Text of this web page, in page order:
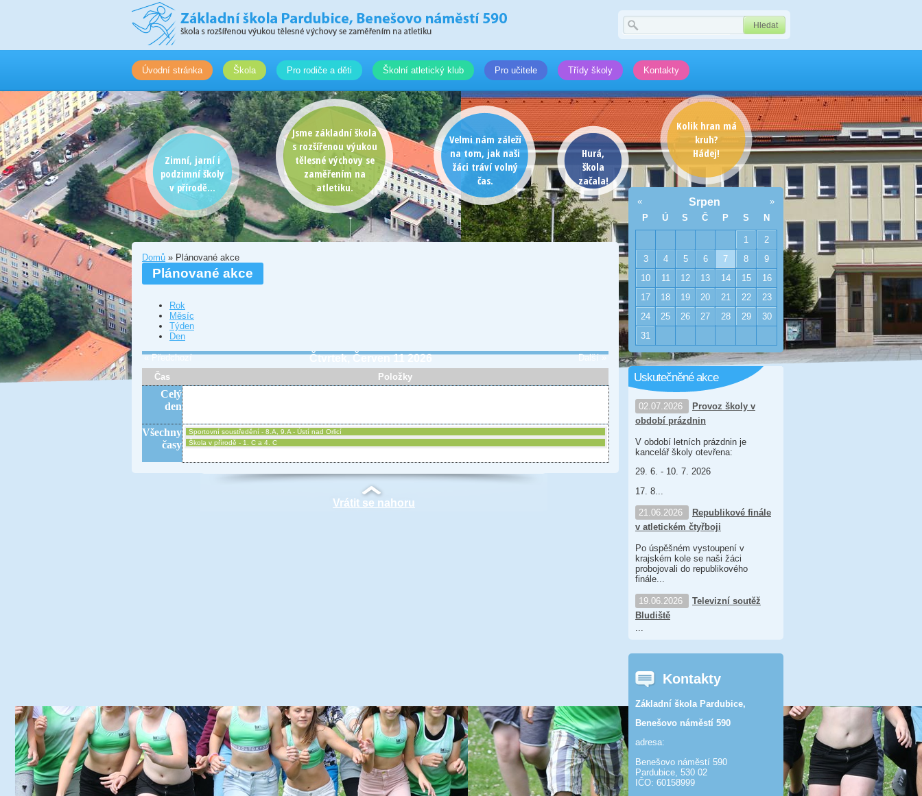
Úvodní stránka Škola Pro rodiče a děti Školní atletický klub Pro učitele Třídy školy Kontakty
Zimní, jarní i
podzimní školy
v přírodě...
Jsme základní škola
s rozšířenou výukou
tělesné výchovy se
zaměřením na
atletiku.
Velmi nám záleží
na tom, jak naši
žáci tráví volný
čas.
Hurá,
škola
začala!
Kolik hran má
kruh?
Hádej!
Domů » Plánované akce
Plánované akce
Rok
Měsíc
Týden
Den
« Předchozí Čtvrtek, Červen 11 2026
Další »
Čas
Položky
Celý
den
Všechny
časy
Sportovní soustředění - 8.A, 9.A - Ústí nad Orlicí
Škola v přírodě - 1. C a 4. C
Vrátit se nahoru
« Srpen
»
P
Ú S Č P S N
1
2
3
4 5 6 7 8
9
10
11 12 13 14 15
16
17
18 19 20 21 22
23
24
25 26 27 28 29
30
31
Uskutečněné akce
02.07.2026
Provoz školy v
období prázdnin
V období letních prázdnin je
kancelář školy otevřena:
29. 6. - 10. 7. 2026
17. 8...
21.06.2026
Republikové finále
v atletickém čtyřboji
Po úspěšném vystoupení v
krajském kole se naši žáci
probojovali do republikového
finále...
19.06.2026
Televizní soutěž
Bludiště
Kontakty
Základní škola Pardubice,
Benešovo náměstí 590
adresa:
Benešovo náměstí 590
Pardubice, 530 02
IČO: 60158999